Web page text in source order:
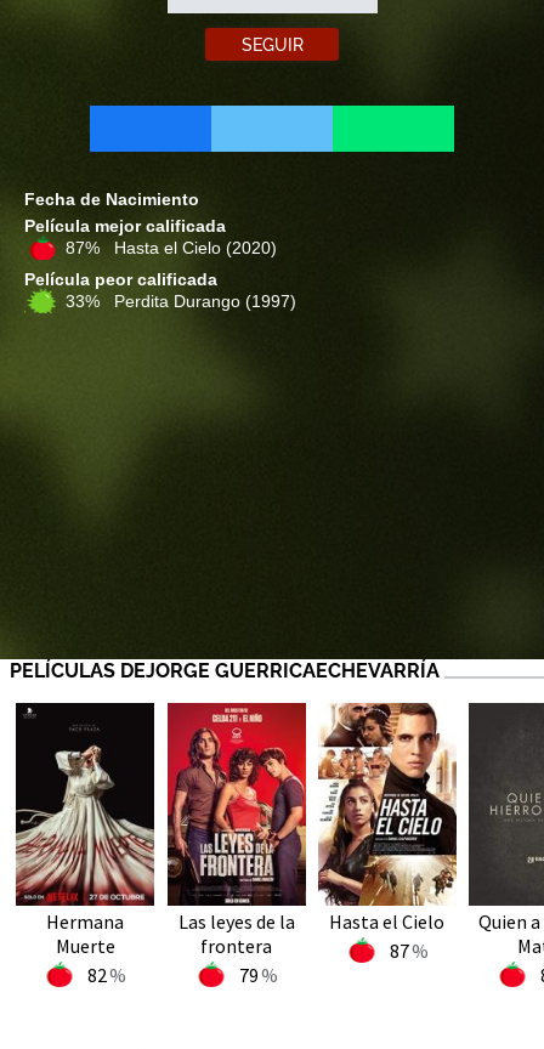
SEGUIR
Fecha de Nacimiento
Película mejor calificada
87% Hasta el Cielo (2020)
Película peor calificada
33% Perdita Durango (1997)
PELÍCULAS DEJORGE GUERRICAECHEVARRÍA
Hermana
Muerte
82
Las leyes de la
frontera
79
Hasta el Cielo
87
Quien